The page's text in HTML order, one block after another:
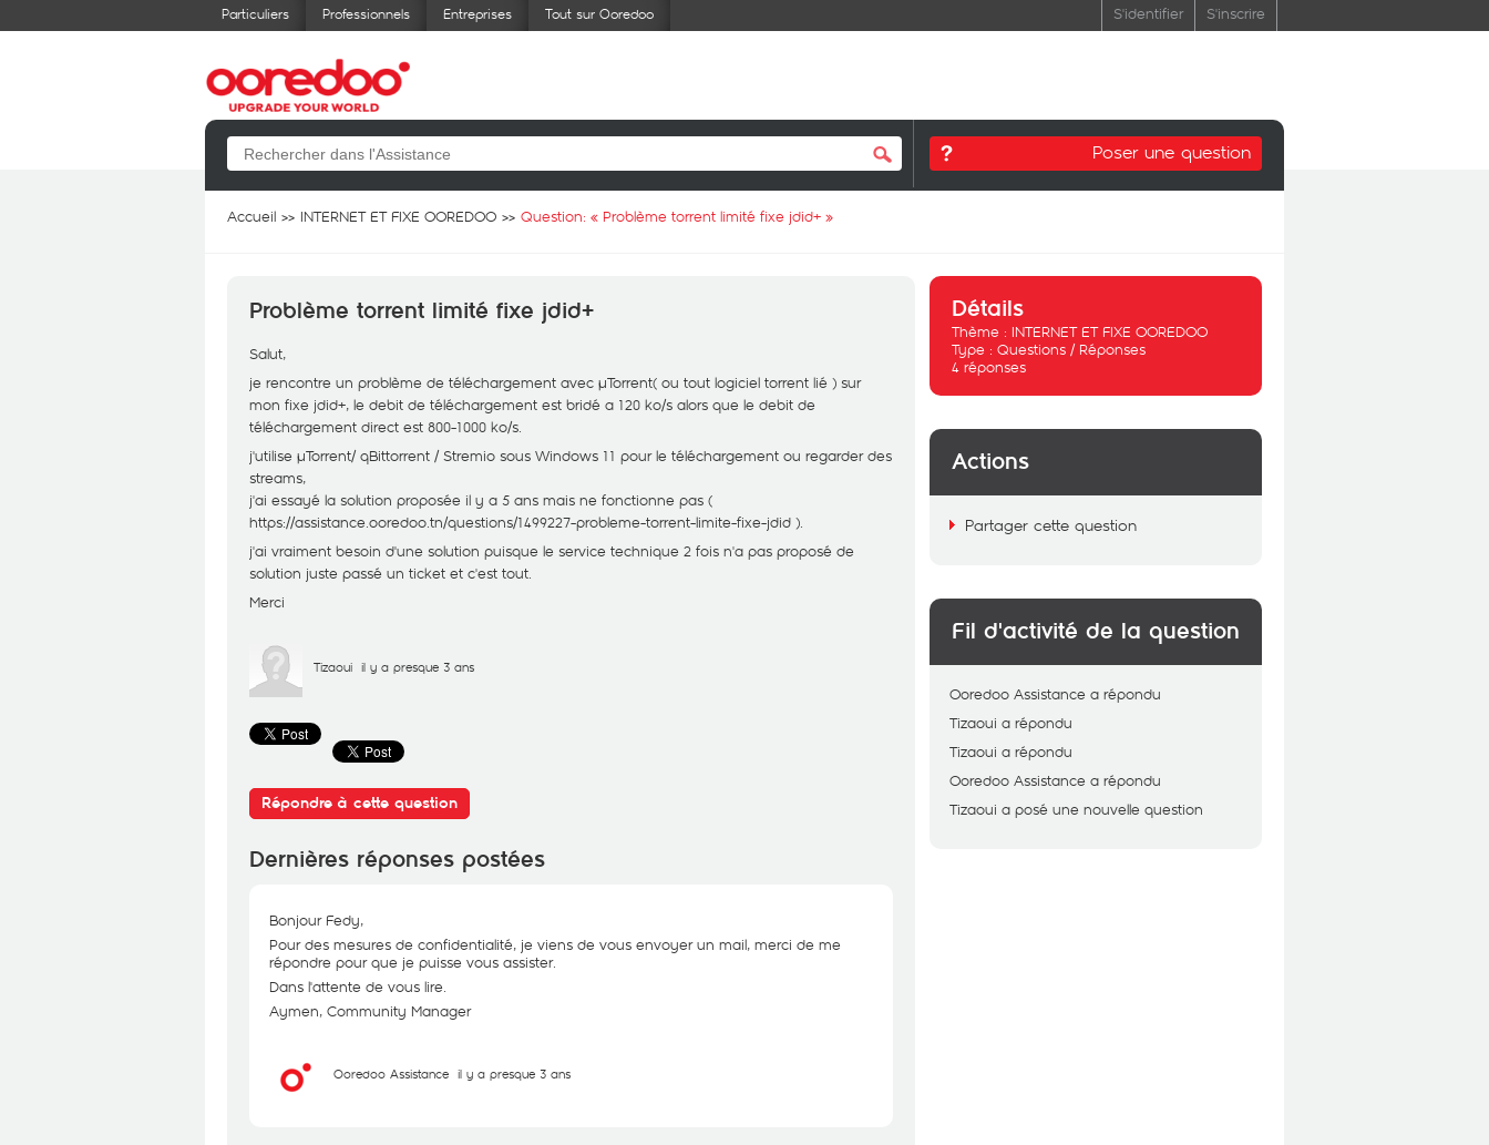
Particuliers Professionnels Entreprises Tout sur Ooredoo S'identifier S'inscrire
Poser une question
Accueil INTERNET ET FIXE OOREDOO Question: « Problème torrent limité fixe jdid+ »
Problème torrent limité fixe jdid+
Salut,
je rencontre un problème de téléchargement avec µTorrent( ou tout logiciel torrent lié ) sur
mon fixe jdid+, le debit de téléchargement est bridé a 120 ko/s alors que le debit de
téléchargement direct est 800-1000 ko/s.
j'utilise µTorrent/ qBittorrent / Stremio sous Windows 11 pour le téléchargement ou regarder des
streams,
j'ai essayé la solution proposée il y a 5 ans mais ne fonctionne pas (
https://assistance.ooredoo.tn/questions/1499227-probleme-torrent-limite-fixe-jdid ).
j'ai vraiment besoin d'une solution puisque le service technique 2 fois n'a pas proposé de
solution juste passé un ticket et c'est tout.
Merci
Tizaoui il y a presque 3 ans
Répondre à cette question
Dernières réponses postées
Bonjour Fedy,
Pour des mesures de confidentialité, je viens de vous envoyer un mail, merci de me
répondre pour que je puisse vous assister.
Dans l'attente de vous lire.
Aymen, Community Manager
Ooredoo Assistance il y a presque 3 ans
Détails
Thème : INTERNET ET FIXE OOREDOO
Type : Questions / Réponses
4 réponses
Actions
Partager cette question
Fil d'activité de la question
Ooredoo Assistance a répondu
Tizaoui a répondu
Tizaoui a répondu
Ooredoo Assistance a répondu
Tizaoui a posé une nouvelle question